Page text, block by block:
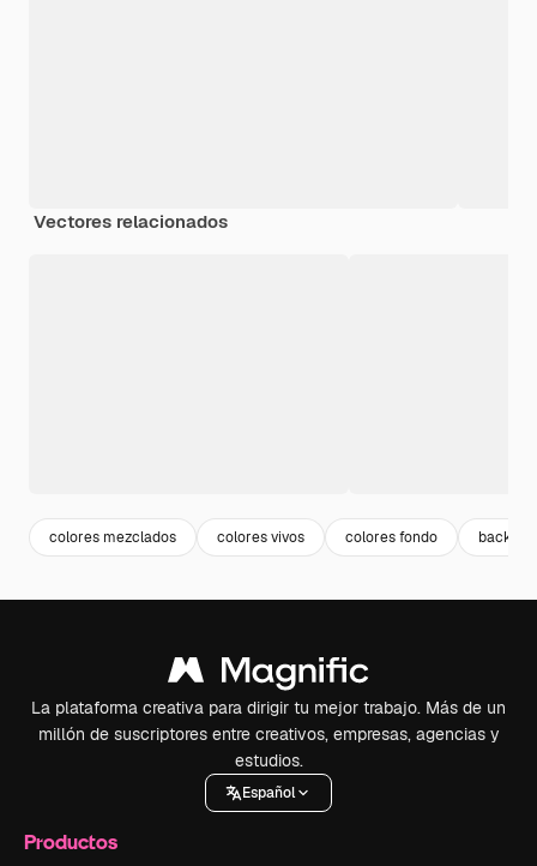
Vectores relacionados
colores mezclados colores vivos colores fondo
La plataforma creativa para dirigir tu mejor trabajo. Más de un
millón de suscriptores entre creativos, empresas, agencias y
estudios.
Español
Productos